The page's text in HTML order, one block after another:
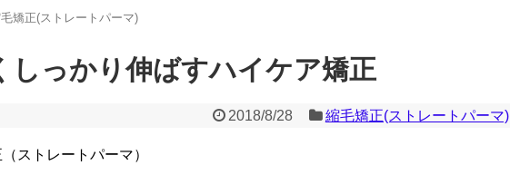
矯正(ストレートパーマ)
しっかり伸ばすハイケア矯正
2018/8/28 縮毛矯正(ストレートパーマ)
ストレートパーマ）